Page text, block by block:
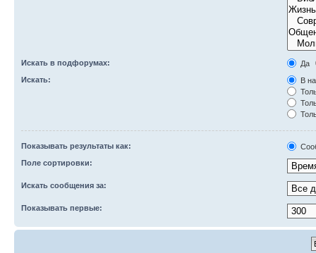
Искать в подфорумах:
Да
Искать:
В
Показывать результаты как:
Поле сортировки:
Искать сообщения за:
Показывать первые: